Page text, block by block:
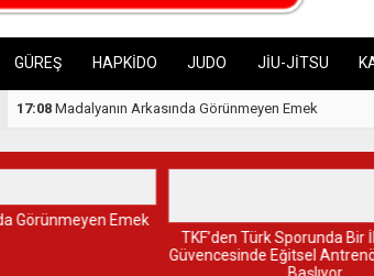
GÜREŞ HAPKİDO JUDO JİU-JİTSU
23:51 TKF’den Türk Sporunda Bir İlk: Üniversite
Antrenörlük Programı
Samsun, Muaythai Dostluk
Sahipliği